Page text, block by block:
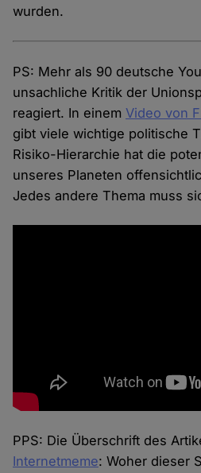
wurden.
PS: Mehr als 90 deutsche
unsachliche Kritik der
reagiert. In einemVideo von
gibt viele wichtige politische
Risiko-Hierarchie hat die
unseres Planeten
Jedes andere Thema muss
PPS: Die Überschrift des
Internetmeme: Woher dieser